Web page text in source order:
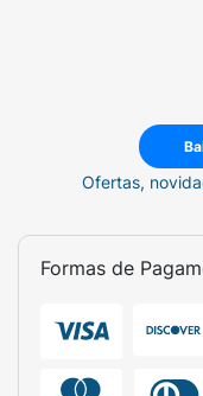
Ofertas,
Formas de